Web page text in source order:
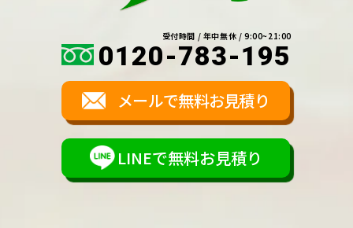
受付時間 / 年中無休 / 9:00~21:00
0120-783-195
メールで無料お見積り
LINEで無料お見積り